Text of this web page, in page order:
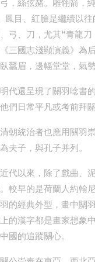
，絲弦赭。雕翎箭，
鳳目、紅臉是繼續以
弓、刀，尤其“青龍
三國志淺顯演義》為
蠶眉，邊幅堂堂，氣
明代還呈現了關羽唸書
們日常平凡或考前拜
清朝統治者也應用關羽
夫子，與孔子并列。
近代以來，除了戲曲、
較早的是荷蘭人約翰
的經典外型，畫中關
的漢字都是畫家想象
國的追蹤關心。